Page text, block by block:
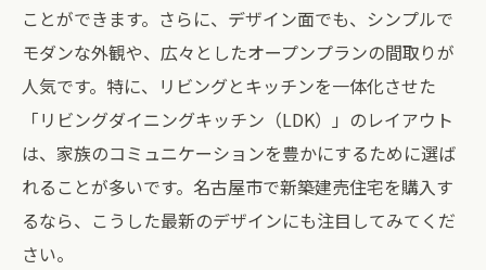
ことができます。さらに、デザイン面でも、シンプルで
モダンな外観や、広々としたオープンプランの間取りが
人気です。特に、リビングとキッチンを一体化させた
「リビングダイニングキッチン（LDK）」のレイアウト
は、家族のコミュニケーションを豊かにするために選ば
れることが多いです。名古屋市で新築建売住宅を購入す
るなら、こうした最新のデザインにも注目してみてくだ
さい。